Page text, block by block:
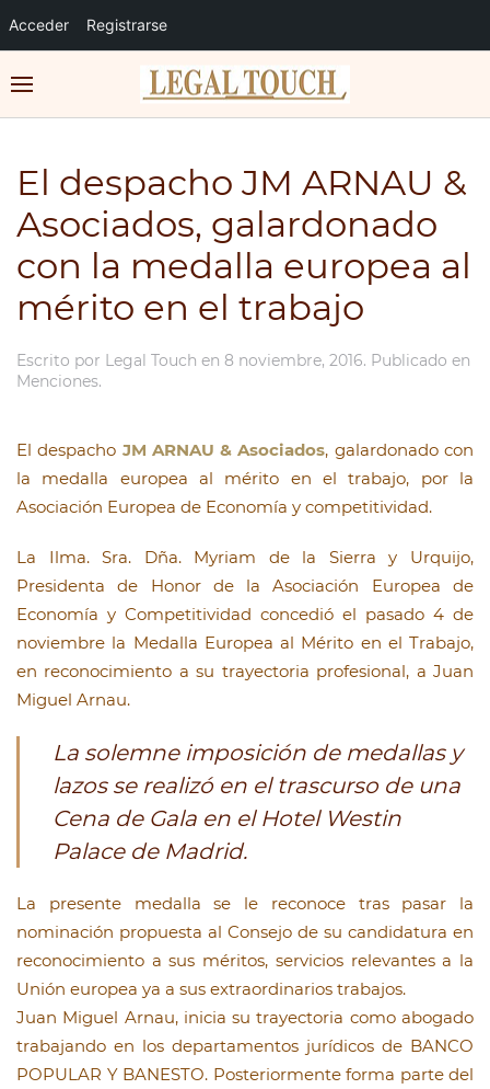
Acceder Registrarse
El despacho JM ARNAU &
Asociados, galardonado
con la medalla europea al
mérito en el trabajo
Escrito por Legal Touch en 8 noviembre, 2016. Publicado en
Menciones.
El despacho JM ARNAU & Asociados, galardonado con
la medalla europea al mérito en el trabajo, por la
Asociación Europea de Economía y competitividad.
La Ilma. Sra. Dña. Myriam de la Sierra y Urquijo,
Presidenta de Honor de la Asociación Europea de
Economía y Competitividad concedió el pasado 4 de
noviembre la Medalla Europea al Mérito en el Trabajo,
en reconocimiento a su trayectoria profesional, a Juan
Miguel Arnau.
La solemne imposición de medallas y
lazos se realizó en el trascurso de una
Cena de Gala en el Hotel Westin
Palace de Madrid.
La presente medalla se le reconoce tras pasar la
nominación propuesta al Consejo de su candidatura en
reconocimiento a sus méritos, servicios relevantes a la
Unión europea ya a sus extraordinarios trabajos.
Juan Miguel Arnau, inicia su trayectoria como abogado
trabajando en los departamentos jurídicos de BANCO
POPULAR Y BANESTO. Posteriormente forma parte del